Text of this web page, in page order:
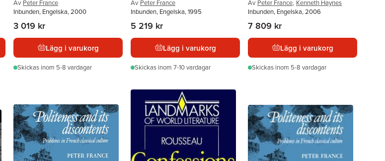
Av Peter France
Inbunden, Engelska, 2000
3 019 kr
Lägg i varukorg
Skickas inom 5-8 vardagar
Av Peter France
Inbunden, Engelska, 1995
5 219 kr
Lägg i varukorg
Skickas inom 7-10 vardagar
Av Peter France, Kenneth Haynes
Inbunden, Engelska, 2006
7 809 kr
Lägg i varukorg
Skickas inom 5-8 vardagar